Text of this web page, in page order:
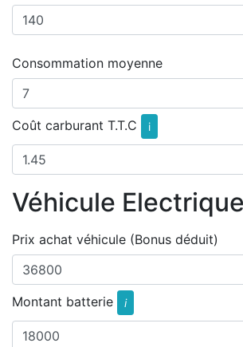
Consommation moyenne
Coût carburant T.T.C
i
Véhicule Electrique
Prix achat véhicule (Bonus déduit)
Montant batterie
i